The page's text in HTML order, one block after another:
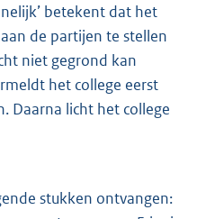
betekent dat het
de partijen te stellen
niet gegrond kan
het college eerst
Daarna licht het college
stukken ontvangen: